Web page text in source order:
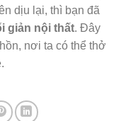
dịu lại, thì bạn đã
giản nội thất. Đây
nơi ta có thể thở